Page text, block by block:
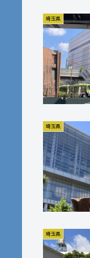
埼玉県
埼玉県
埼玉県